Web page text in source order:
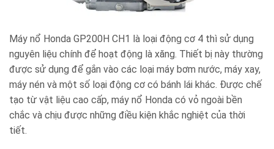
Máy nổ Honda GP200H CH1 là loại động cơ 4 thì sử dụng
nguyên liệu chính để hoạt động là xăng. Thiết bị này thường
được sử dụng để gắn vào các loại máy bơm nước, máy xay,
máy nén và một số loại động cơ có bánh lái khác. Được chế
tạo từ vật liệu cao cấp, máy nổ Honda có vỏ ngoài bền
chắc và chịu được những điều kiện khắc nghiệt của thời
tiết.